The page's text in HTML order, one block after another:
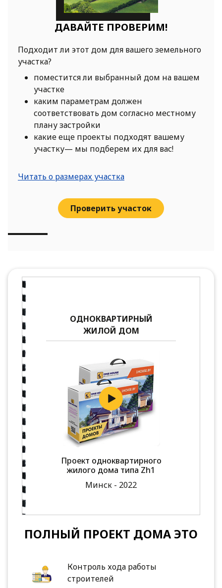
ДАВАЙТЕ ПРОВЕРИМ!
Подходит ли этот дом для вашего земельного
участка?
поместится ли выбранный дом на вашем
участке
каким параметрам должен
соответствовать дом согласно местному
плану застройки
какие еще проекты подходят вашему
участку— мы подберем их для вас!
Читать о размерах участка
Проверить участок
ОДНОКВАРТИРНЫЙ
ЖИЛОЙ ДОМ
Проект одноквартирного
жилого дома типа Zh1
Минск - 2022
ПОЛНЫЙ ПРОЕКТ ДОМА ЭТО
Контроль хода работы
строителей